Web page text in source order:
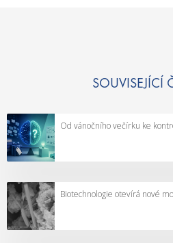
SOUVISEJÍCÍ
Od vánočního večírku ke
Biotechnologie otevírá nové